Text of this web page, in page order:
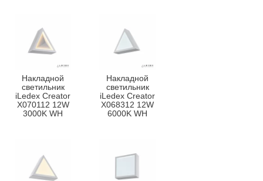
Накладной
светильник
iLedex Creator
X070112 12W
3000K WH
Накладной
светильник
iLedex Creator
X068312 12W
6000K WH